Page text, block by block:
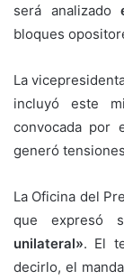
será analizado
bloques
La
incluyó este
convocada por
generó
La Oficina del
que expresó
unilateral». El
decirlo, el